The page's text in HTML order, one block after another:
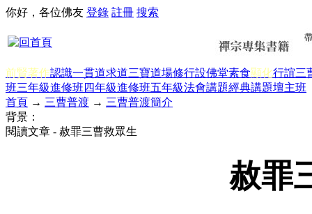
你好，各位佛友 登錄 註冊 搜索
前賢著作認識一貫道求道三寶道場修行設佛堂素食顯化行誼三
班三年級進修班四年級進修班五年級法會講題經典講題壇主班
首頁 → 三曹普渡 → 三曹普渡簡介
背景：
閱讀文章 - 赦罪三曹救眾生
赦罪